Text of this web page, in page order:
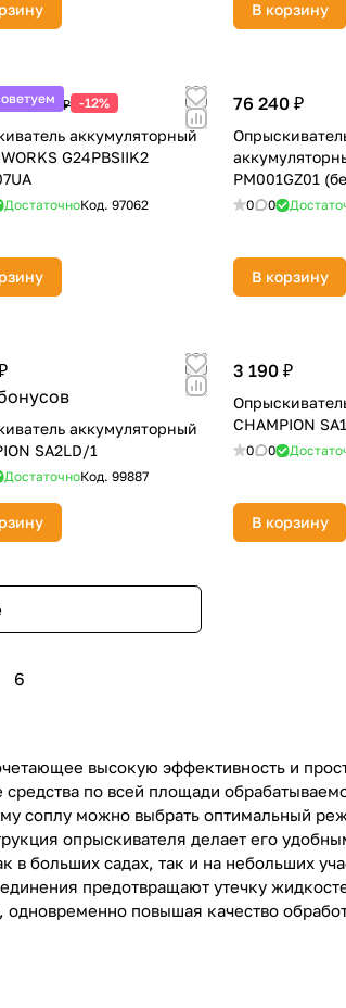
В корзину
₽16 990 ₽ -12%
аккумуляторный
G24PBSIIK2
ДостаточноКод. 97062
76 240 ₽
PM001GZ01
0 0
В корзину
аккумуляторный
SA2LD/1
ДостаточноКод. 99887
3 190 ₽
CHAMPION
0 0
В корзину
6
высокую эффективность и
по всей площади
соплу можно выбрать оптимальный
опрыскивателя делает его
в больших садах, так и на небольших
предотвращают утечку
повышая качество